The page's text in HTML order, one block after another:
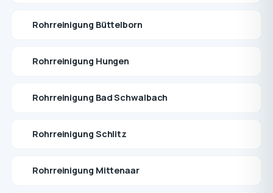
Rohrreinigung Büttelborn
Rohrreinigung Hungen
Rohrreinigung Bad Schwalbach
Rohrreinigung Schlitz
Rohrreinigung Mittenaar